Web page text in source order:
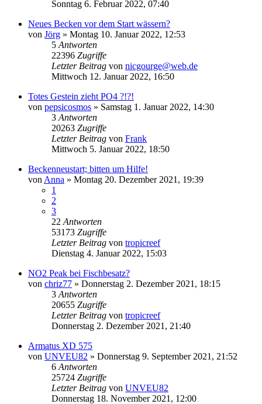
Sonntag 6. Februar 2022, 07:40
Neues Becken vor dem Start wässern?
von Jörg » Montag 10. Januar 2022, 12:53
5 Antworten
22396 Zugriffe
Letzter Beitrag von nicgourge@web.de
Mittwoch 12. Januar 2022, 16:50
Totes Gestein zieht PO4 ?!?!
von pepsicosmos » Samstag 1. Januar 2022, 14:30
3 Antworten
20263 Zugriffe
Letzter Beitrag von Frank
Mittwoch 5. Januar 2022, 18:50
Beckenneustart; bitten um Hilfe!
von Anna » Montag 20. Dezember 2021, 19:39
1
2
3
22 Antworten
53173 Zugriffe
Letzter Beitrag von tropicreef
Dienstag 4. Januar 2022, 15:03
NO2 Peak bei Fischbesatz?
von chriz77 » Donnerstag 2. Dezember 2021, 18:15
3 Antworten
20655 Zugriffe
Letzter Beitrag von tropicreef
Donnerstag 2. Dezember 2021, 21:40
Armatus XD 575
von UNVEU82 » Donnerstag 9. September 2021, 21:52
6 Antworten
25724 Zugriffe
Letzter Beitrag von UNVEU82
Donnerstag 18. November 2021, 12:00